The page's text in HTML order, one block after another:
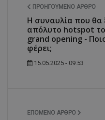
ΠΡΟΗΓΟΎΜΕΝΟ ΆΡΘΡΟ
Η συναυλία που θα
απόλυτο hotspot
grand opening -
φέρει;
15.05.2025 - 09:53
ΕΠΌΜΕΝΟ ΆΡΘΡΟ